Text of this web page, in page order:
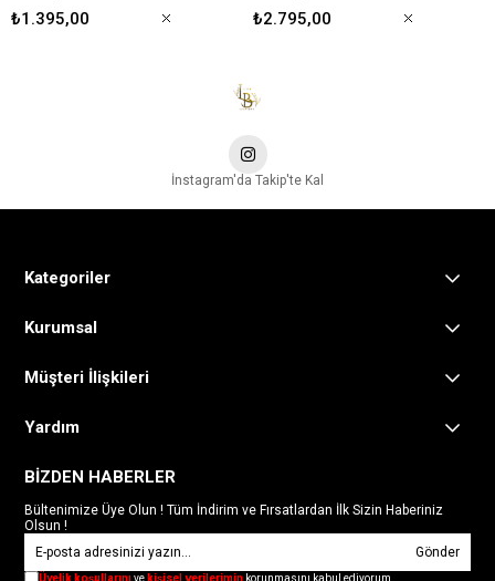
₺1.395,00 ₺2.795,00
İnstagram'da Takip'te Kal
Kategoriler
Kurumsal
Müşteri İlişkileri
Yardım
BİZDEN HABERLER
Bültenimize Üye Olun ! Tüm İndirim ve Fırsatlardan İlk Sizin Haberiniz
Olsun !
Gönder
Üyelik koşullarınıve kişisel verilerimin korunmasını kabul ediyorum.